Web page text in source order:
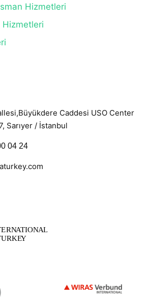
Hizmetleri
Hizmetleri
Caddesi USO Center
Sarıyer / İstanbul
04 24